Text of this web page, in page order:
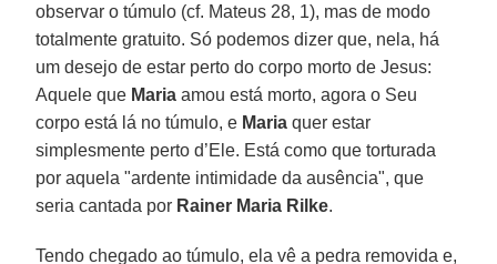
observar o túmulo (cf. Mateus 28, 1), mas de modo
totalmente gratuito. Só podemos dizer que, nela, há
um desejo de estar perto do corpo morto de Jesus:
Aquele que Maria amou está morto, agora o Seu
corpo está lá no túmulo, e Maria quer estar
simplesmente perto d’Ele. Está como que torturada
por aquela "ardente intimidade da ausência", que
seria cantada por Rainer Maria Rilke.
Tendo chegado ao túmulo, ela vê a pedra removida e,